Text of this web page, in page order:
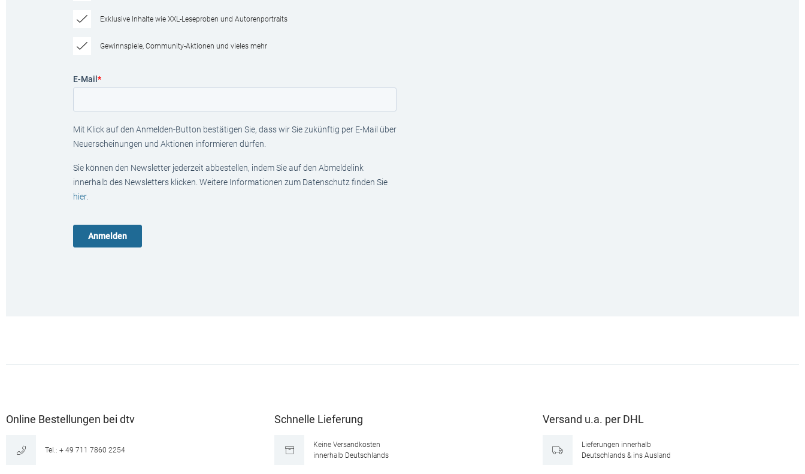
Exklusive Inhalte wie XXL-Leseproben und Autorenportraits
Gewinnspiele, Community-Aktionen und vieles mehr
E-Mail *
Mit Klick auf den Anmelden-Button bestätigen Sie, dass wir Sie zukünftig per E-Mail über
Neuerscheinungen und Aktionen informieren dürfen.
Sie können den Newsletter jederzeit abbestellen, indem Sie auf den Abmeldelink
innerhalb des Newsletters klicken. Weitere Informationen zum Datenschutz finden Sie
hier.
Online Bestellungen bei dtv
Tel.: + 49 711 7860 2254
Schnelle Lieferung
Keine Versandkosten
innerhalb Deutschlands
Versand u.a. per DHL
Lieferungen innerhalb
Deutschlands & ins Ausland